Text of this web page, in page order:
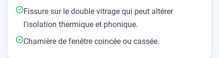
Fissure sur le double vitrage qui peut altérer
l'isolation thermique et phonique.
Charnière de fenêtre coincée ou cassée.